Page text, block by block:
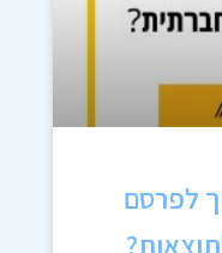
לפרסם